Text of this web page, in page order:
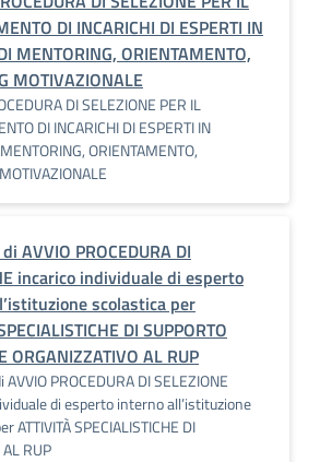
DI INCARICHI DI ESPERTI IN
MENTORING, ORIENTAMENTO,
MOTIVAZIONALE
DI SELEZIONE PER IL
DI INCARICHI DI ESPERTI IN
ORIENTAMENTO,
di AVVIO PROCEDURA DI
incarico individuale di esperto
scolastica per
DI SUPPORTO
ORGANIZZATIVO AL RUP
AVVIO PROCEDURA DI SELEZIONE
di esperto interno all’istituzione
ATTIVITÀ SPECIALISTICHE DI
RUP